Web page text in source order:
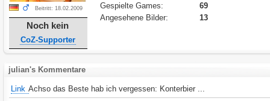
Beitritt: 18.02.2009
Noch kein
CoZ-Supporter
Gespielte Games:
69
Angesehene Bilder:
13
julian's Kommentare
Link Achso das Beste hab ich vergessen: Konterbier ...